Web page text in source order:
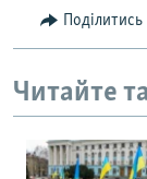
Поділитись
Читайте